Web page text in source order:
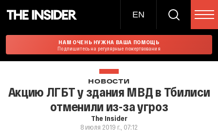
EN
НАМ ОЧЕНЬ НУЖНА ВАША ПОМОЩЬ
Подпишитесь на регулярные пожертвования
НОВОСТИ
Акцию ЛГБТ у здания МВД в Тбилиси
отменили из-за угроз
The Insider
8 июля 2019 г., 07:12